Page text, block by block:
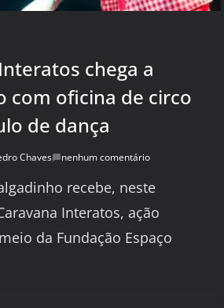
chega a
com oficina de circo
de dança
Chaves nenhum comentário
recebe, neste
Interatos, ação
da Fundação Espaço